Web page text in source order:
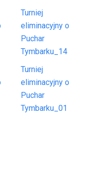
Turniej
eliminacyjny o
Puchar
Tymbarku_14
Turniej
eliminacyjny o
Puchar
Tymbarku_01